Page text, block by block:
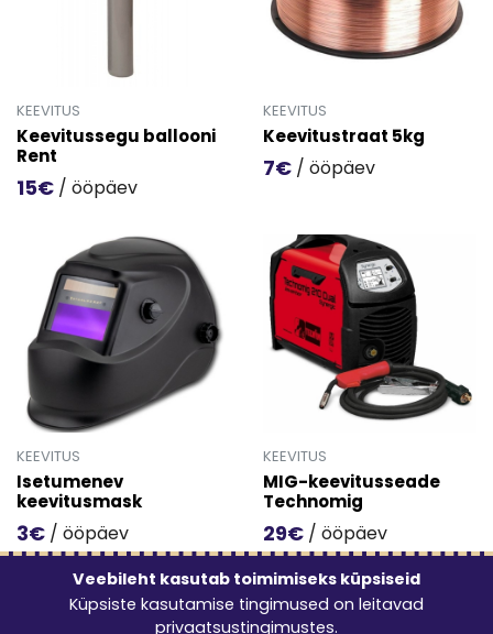
KEEVITUS
Keevitussegu ballooni
Rent
15€ / ööpäev
KEEVITUS
Keevitustraat 5kg
7€ / ööpäev
KEEVITUS
Isetumenev
keevitusmask
3€ / ööpäev
Mine toote 'Isetumenev keevitusmask' detailinfo lehele.
KEEVITUS
MIG-keevitusseade
Technomig
29€ / ööpäev
Mine toote 'MIG-
Veebileht kasutab toimimiseks küpsiseid
Küpsiste kasutamise tingimused on leitavad
privaatsustingimustes.